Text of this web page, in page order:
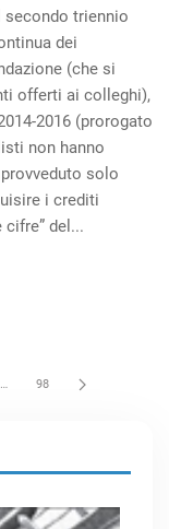
secondo triennio
dei
(che si
offerti ai colleghi),
2016 (prorogato
non hanno
solo
i crediti
cifre” del...
… 98